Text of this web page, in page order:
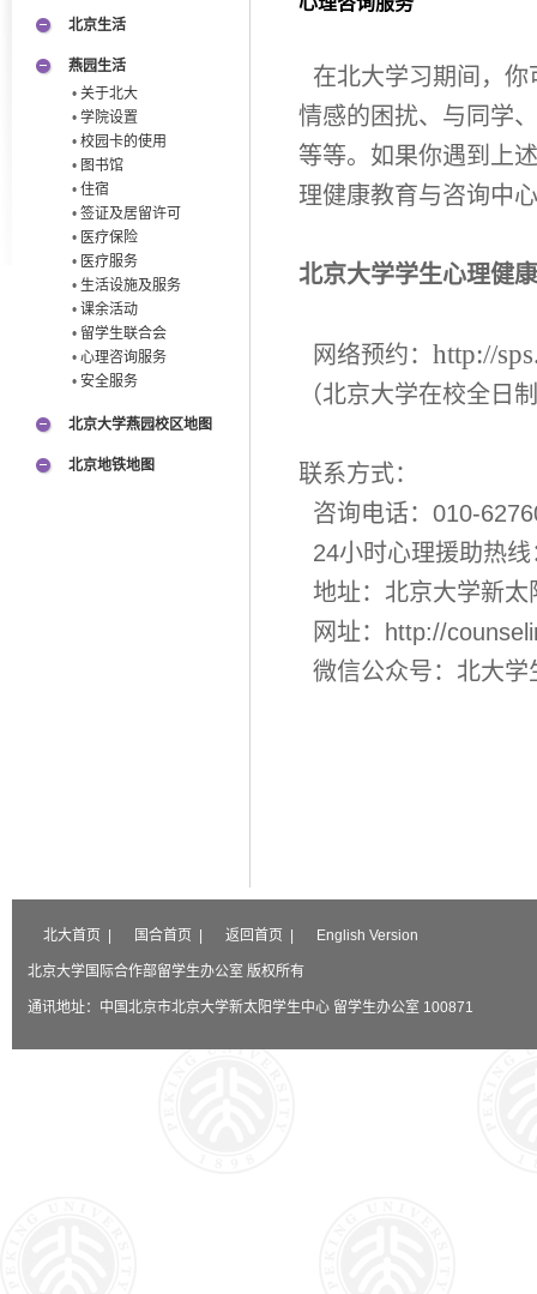
北京生活
燕园生活
• 关于北大
• 学院设置
• 校园卡的使用
• 图书馆
• 住宿
• 签证及居留许可
• 医疗保险
• 医疗服务
• 生活设施及服务
• 课余活动
• 留学生联合会
• 心理咨询服务
• 安全服务
北京大学燕园校区地图
北京地铁地图
在北大学习期间，
情感的困扰、与同学
等等。如果你遇到上
理健康教育与咨询中
北京大学学生心理健
网络预约： http://
（北京大学在校全日
联系方式：
咨询电话：010-
24小时心理援助热
地址：北京大学新
网址：
http://
微信公众号：北大
北大首页 国合首页 返回首页 English Version
北京大学国际合作部留学生办公室 版权所有
通讯地址：中国北京市北京大学新太阳学生中心 留学生办公室 100871